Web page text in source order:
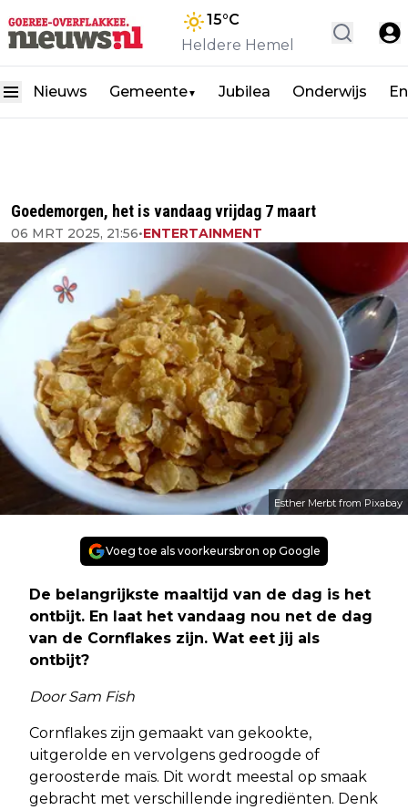
15°C
Heldere Hemel
Nieuws Gemeente▼ Jubilea Onderwijs
Goedemorgen, het is vandaag vrijdag 7 maart
06 MRT 2025, 21:56•ENTERTAINMENT
Esther Merbt from Pixabay
Voeg toe als voorkeursbron op Google
De belangrijkste maaltijd van de dag is het
ontbijt. En laat het vandaag nou net de dag
van de Cornflakes zijn. Wat eet jij als
ontbijt?
Door Sam Fish
Cornflakes zijn gemaakt van gekookte,
uitgerolde en vervolgens gedroogde of
geroosterde maïs. Dit wordt meestal op smaak
gebracht met verschillende ingrediënten. Denk